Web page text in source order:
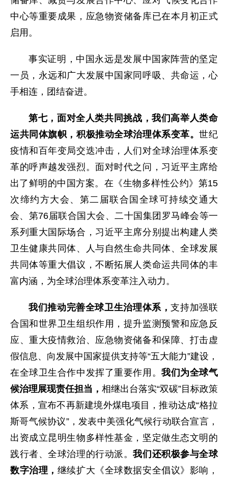
中心等重要成果，应急物资储备库已在本月初正式
启用。
事实证明，中国永远是发展中国家阵营的坚定
一员，永远和广大发展中国家同呼吸、共命运，心
手相连，团结奋进。
第七，面对全人类共同挑战，我们高举人类命
运共同体旗帜，积极推动全球治理体系变革。世纪
疫情和百年变局交迭冲击，人们对全球治理体系变
革的呼声越发强烈。面对时代之问，习近平主席给
出了鲜明的中国方案。在《生物多样性公约》第15
次缔约方大会、第二届联合国全球可持续交通大
会、第76届联合国大会、二十国集团罗马峰会等一
系列重大国际场合，习近平主席分别提出构建人类
卫生健康共同体、人与自然生命共同体、全球发展
共同体等重大倡议，不断拓展人类命运共同体的丰
富内涵，为全球治理体系变革注入动力。
我们推动完善全球卫生治理体系，支持加强联
合国和世界卫生组织作用，提升监测预警和应急反
应、重大疫情救治、应急物资储备和保障、打击虚
假信息、向发展中国家提供支持等“五大能力”建设，
在全球卫生合作中发挥了重要作用。我们为全球气
候治理展现责任担当， 相继出台落实“双碳”目标政策
体系，宣布不再新建境外煤电项目，推动达成“格拉
斯哥气候协议”，发表中美强化气候行动联合宣言，
出资成立昆明生物多样性基金，坚定做生态文明的
践行者、全球治理的行动派。我们还积极参与全球
数字治理， 继续扩大《全球数据安全倡议》影响，